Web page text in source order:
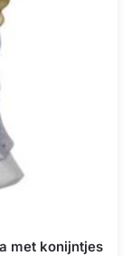
met konijntjes